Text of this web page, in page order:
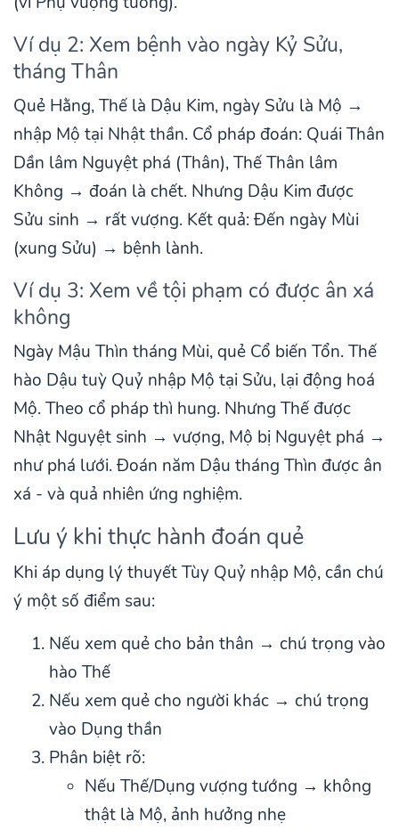
Ví dụ 2: Xem bệnh vào ngày Kỷ Sửu,
tháng Thân
Quẻ Hằng, Thế là Dậu Kim, ngày Sửu là Mộ →
nhập Mộ tại Nhật thần. Cổ pháp đoán: Quái Thân
Dần lâm Nguyệt phá (Thân), Thế Thân lâm
Không → đoán là chết. Nhưng Dậu Kim được
Sửu sinh → rất vượng. Kết quả: Đến ngày Mùi
(xung Sửu) → bệnh lành.
Ví dụ 3: Xem về tội phạm có được ân xá
không
Ngày Mậu Thìn tháng Mùi, quẻ Cổ biến Tổn. Thế
hào Dậu tuỳ Quỷ nhập Mộ tại Sửu, lại động hoá
Mộ. Theo cổ pháp thì hung. Nhưng Thế được
Nhật Nguyệt sinh → vượng, Mộ bị Nguyệt phá →
như phá lưới. Đoán năm Dậu tháng Thìn được ân
xá - và quả nhiên ứng nghiệm.
Lưu ý khi thực hành đoán quẻ
Khi áp dụng lý thuyết Tùy Quỷ nhập Mộ, cần chú
ý một số điểm sau:
Nếu xem quẻ cho bản thân → chú trọng vào
hào Thế
Nếu xem quẻ cho người khác → chú trọng
vào Dụng thần
Phân biệt rõ:
Nếu Thế/Dụng vượng tướng → không
thật là Mộ, ảnh hưởng nhẹ